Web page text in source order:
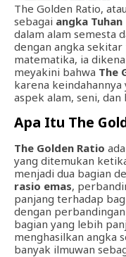
The Golden Ratio, atau
sebagai angka Tuhan
dalam alam semesta
dengan angka sekitar
matematika, ia
meyakini bahwa The
karena
aspek alam, seni, dan
Apa Itu The
The Golden Ratio
yang ditemukan
menjadi dua bagian
rasio emas,
panjang terhadap
dengan
bagian yang lebih
menghasilkan angka
banyak ilmuwan